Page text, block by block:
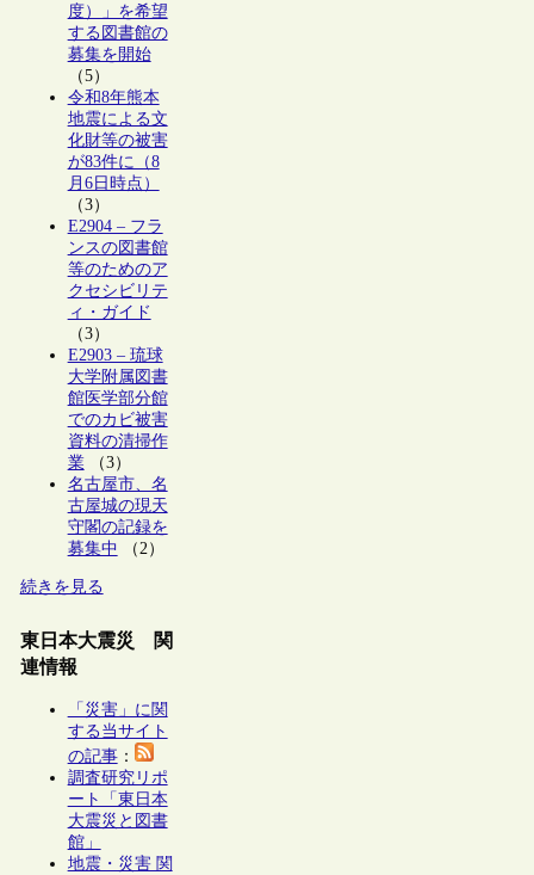
度）」を希望
する図書館の
募集を開始
（5）
令和8年熊本
地震による文
化財等の被害
が83件に（8
月6日時点）
（3）
E2904 – フラ
ンスの図書館
等のためのア
クセシビリテ
ィ・ガイド
（3）
E2903 – 琉球
大学附属図書
館医学部分館
でのカビ被害
資料の清掃作
業（3）
名古屋市、名
古屋城の現天
守閣の記録を
募集中 （2）
続きを見る
東日本大震災 関
連情報
「災害」に関
する当サイト
の記事：
調査研究リポ
ート「東日本
大震災と図書
館」
地震・災害 関